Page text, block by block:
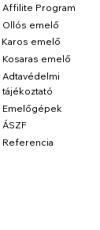
Affilite Program
Ollós emelő
Karos emelő
Kosaras emelő
Adtavédelmi
tájékoztató
Emelőgépek
ÁSZF
Referencia